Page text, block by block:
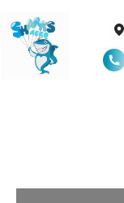
+7
Санкт-